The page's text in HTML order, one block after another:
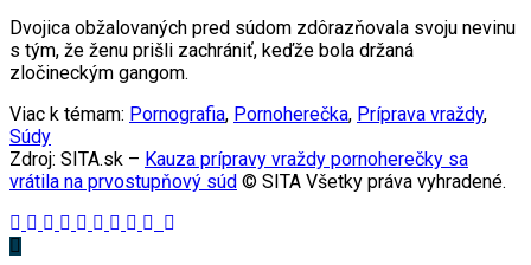
Dvojica obžalovaných pred súdom zdôrazňovala svoju nevinu
s tým, že ženu prišli zachrániť, keďže bola držaná
zločineckým gangom.
Viac k témam: Pornografia, Pornoherečka, Príprava vraždy,
Súdy
Zdroj: SITA.sk – Kauza prípravy vraždy pornoherečky sa
vrátila na prvostupňový súd © SITA Všetky práva vyhradené.